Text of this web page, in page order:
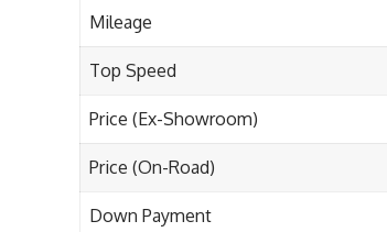
Mileage
Top Speed
Price (Ex-Showroom)
Price (On-Road)
Down Payment